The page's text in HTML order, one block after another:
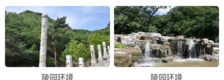
陵园环境 陵园环境